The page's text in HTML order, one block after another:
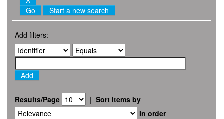
Start a new search
Add filters:
Results/Page | Sort items by
In order